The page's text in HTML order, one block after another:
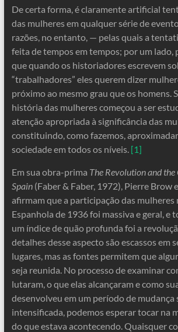
De certa forma, é claramente artificial
das mulheres em qualquer série de
razões, no entanto, — pelas quais a
feita de tempos em tempos; por um lado,
que quando os historiadores escrevem
“trabalhadores” eles querem dizer
próximo ao mesmo grau que os homens.
história das mulheres começou a ser
atenção apropriada à significância das
constituindo, como fazemos,
sociedade em todos os níveis. [1]
Em sua obra-prima The Revolution and
Spain(Faber & Faber, 1972), Pierre Brow
afirmam que a participação das mulheres
Espanhola de 1936 foi massiva e geral, e
um índice de quão profunda foi a
detalhes desse aspecto são escassos em
lugares, mas as fontes permitem que
seja reunida. No processo de examinar
lutaram, o que elas alcançaram e como
desenvolveu em um período de mudança
intensificada, podemos esperar tocar na
do que estava acontecendo. Quaisquer